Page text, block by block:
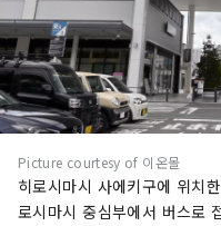
Picture courtesy of 이온몰
히로시마시 사에키구에 위치
로시마시 중심부에서 버스로